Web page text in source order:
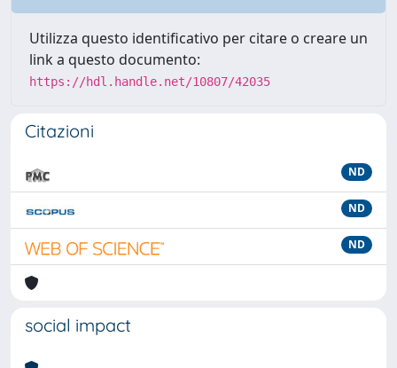
Utilizza questo identificativo per citare o creare un
link a questo documento:
https://hdl.handle.net/10807/42035
Citazioni
ND
ND
ND
social impact